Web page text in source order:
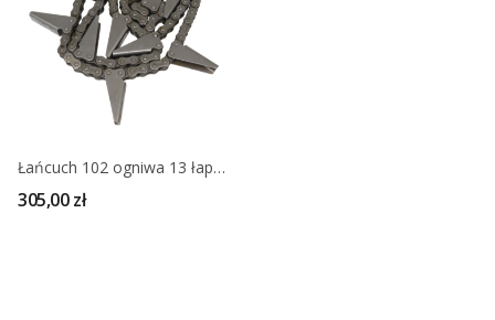
Łańcuch 102 ogniwa 13 łapek OROS Sun 1.331.555
305,00 zł